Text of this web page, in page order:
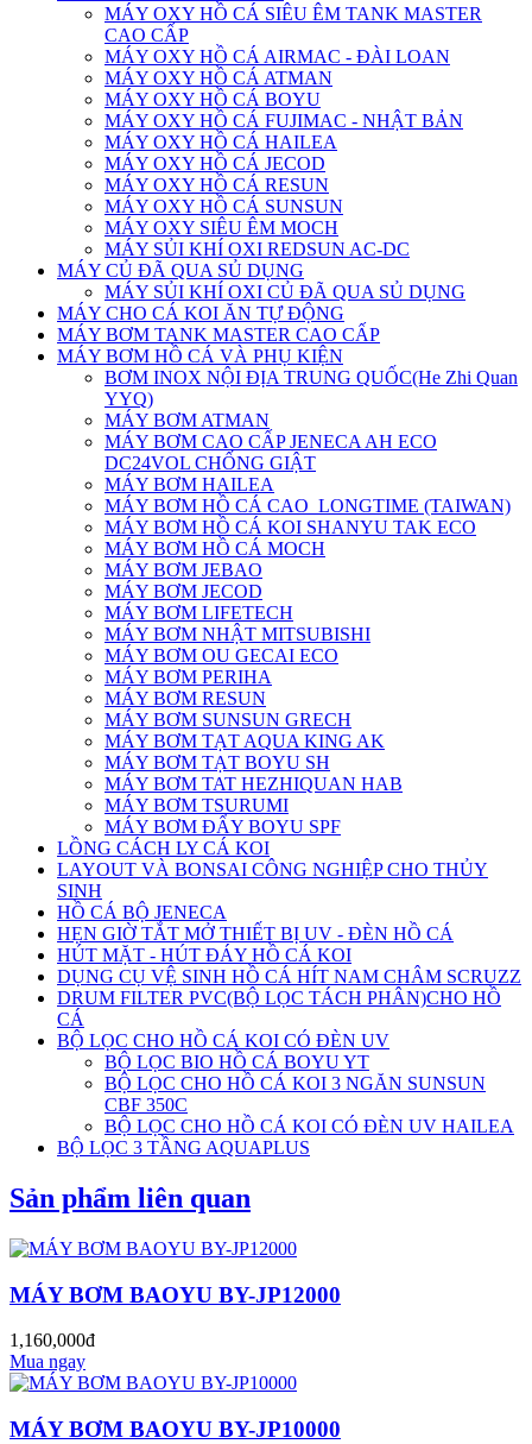
MÁY OXY HỒ CÁ SIÊU ÊM TANK MASTER
CAO CẤP
MÁY OXY HỒ CÁ AIRMAC - ĐÀI LOAN
MÁY OXY HỒ CÁ ATMAN
MÁY OXY HỒ CÁ BOYU
MÁY OXY HỒ CÁ FUJIMAC - NHẬT BẢN
MÁY OXY HỒ CÁ HAILEA
MÁY OXY HỒ CÁ JECOD
MÁY OXY HỒ CÁ RESUN
MÁY OXY HỒ CÁ SUNSUN
MÁY OXY SIÊU ÊM MOCH
MÁY SỦI KHÍ OXI REDSUN AC-DC
MÁY CỦ ĐÃ QUA SỦ DỤNG
MÁY SỦI KHÍ OXI CỦ ĐÃ QUA SỦ DỤNG
MÁY CHO CÁ KOI ĂN TỰ ĐỘNG
MÁY BƠM TANK MASTER CAO CẤP
MÁY BƠM HỒ CÁ VÀ PHỤ KIỆN
BƠM INOX NỘI ĐỊA TRUNG QUỐC(He Zhi Quan
YYQ)
MÁY BƠM ATMAN
MÁY BƠM CAO CẤP JENECA AH ECO
DC24VOL CHỐNG GIẬT
MÁY BƠM HAILEA
MÁY BƠM HỒ CÁ CAO_LONGTIME (TAIWAN)
MÁY BƠM HỒ CÁ KOI SHANYU TAK ECO
MÁY BƠM HỒ CÁ MOCH
MÁY BƠM JEBAO
MÁY BƠM JECOD
MÁY BƠM LIFETECH
MÁY BƠM NHẬT MITSUBISHI
MÁY BƠM OU GECAI ECO
MÁY BƠM PERIHA
MÁY BƠM RESUN
MÁY BƠM SUNSUN GRECH
MÁY BƠM TẠT AQUA KING AK
MÁY BƠM TẠT BOYU SH
MÁY BƠM TAT HEZHIQUAN HAB
MÁY BƠM TSURUMI
MÁY BƠM ĐẨY BOYU SPF
LỒNG CÁCH LY CÁ KOI
LAYOUT VÀ BONSAI CÔNG NGHIỆP CHO THỦY
SINH
HỒ CÁ BỘ JENECA
HẸN GIỜ TẮT MỞ THIẾT BỊ UV - ĐÈN HỒ CÁ
HÚT MẶT - HÚT ĐÁY HỒ CÁ KOI
DỤNG CỤ VỆ SINH HỒ CÁ HÍT NAM CHÂM SCRUZZ
DRUM FILTER PVC(BỘ LỌC TÁCH PHÂN)CHO HỒ
CÁ
BỘ LỌC CHO HỒ CÁ KOI CÓ ĐÈN UV
BỘ LỌC BIO HỒ CÁ BOYU YT
BỘ LỌC CHO HỒ CÁ KOI 3 NGĂN SUNSUN
CBF 350C
BỘ LỌC CHO HỒ CÁ KOI CÓ ĐÈN UV HAILEA
BỘ LỌC 3 TẦNG AQUAPLUS
Sản phẩm liên quan
MÁY BƠM BAOYU BY-JP12000
1,160,000đ
Mua ngay
MÁY BƠM BAOYU BY-JP10000